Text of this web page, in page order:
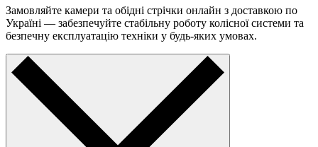
Замовляйте камери та обідні стрічки онлайн з доставкою по
Україні — забезпечуйте стабільну роботу колісної системи та
безпечну експлуатацію техніки у будь-яких умовах.